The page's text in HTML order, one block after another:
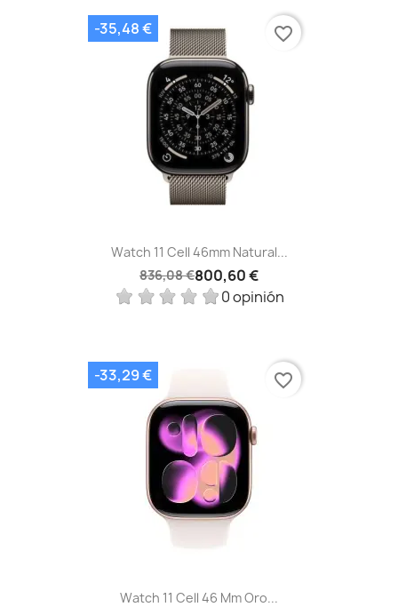
Watch 11 Cell 46mm Natural...
836,08 €800,60 €
0 opinión
-35,48 € favorite_border
Watch 11 Cell 46 Mm Oro...
-33,29 € favorite_border